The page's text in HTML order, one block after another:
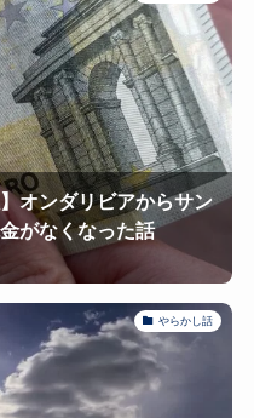
オンダリビアからサン
がなくなった話
やらかし話